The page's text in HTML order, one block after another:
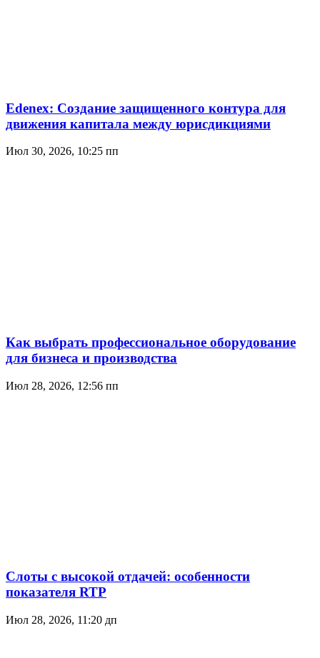
Edenex: Создание защищенного контура для
движения капитала между юрисдикциями
Июл 30, 2026, 10:25 пп
Как выбрать профессиональное оборудование
для бизнеса и производства
Июл 28, 2026, 12:56 пп
Слоты с высокой отдачей: особенности
показателя RTP
Июл 28, 2026, 11:20 дп